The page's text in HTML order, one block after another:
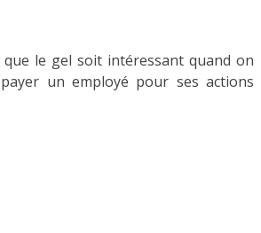
le gel soit intéressant quand on
un employé pour ses actions